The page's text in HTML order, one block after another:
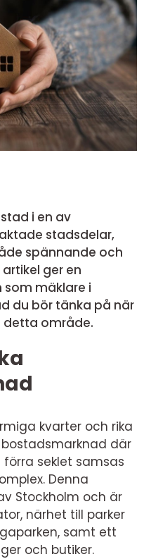
i en av
stadsdelar,
spännande och
ger en
som mäklare i
du bör tänka på när
detta område.
kvarter och rika
där
seklet samsas
Denna
Stockholm och är
närhet till parker
samt ett
och butiker.